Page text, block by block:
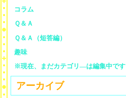
コラム
Ｑ＆Ａ
Ｑ＆Ａ（短答編）
趣味
※現在、まだカテゴリ—は編集中です
アーカイブ